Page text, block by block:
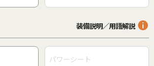
装備説明／用語解説
パワーシート